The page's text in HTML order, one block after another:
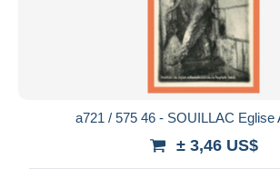
a721 / 575 46 - SOUILLAC Eglise
± 3,46 US$